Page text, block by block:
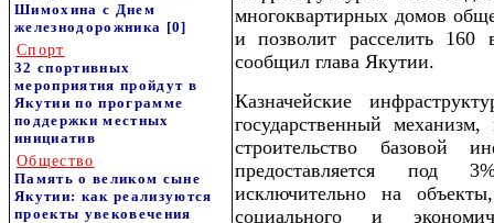
Шимохина с Днем
железнодорожника [0]
Спорт
32 спортивных
мероприятия пройдут в
Якутии по программе
поддержки местных
инициатив
Общество
Память о великом сыне
Якутии: как реализуются
проекты увековечения
многоквартирных домов
и позволит расселить
сообщил глава Якутии.
Казначейские
государственный
строительство базовой
предоставляется под
исключительно на
социального и